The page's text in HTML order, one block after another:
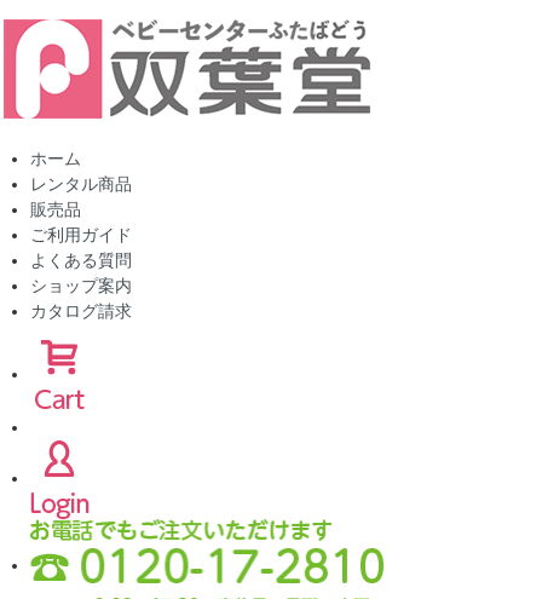
ホーム
レンタル商品
販売品
ご利用ガイド
よくある質問
ショップ案内
カタログ請求